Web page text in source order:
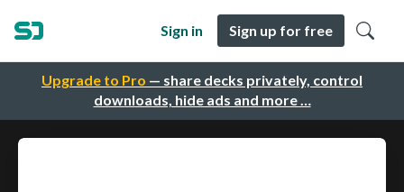
Upgrade to Pro — share decks privately, control
downloads, hide ads and more …
Sign in Sign up for free